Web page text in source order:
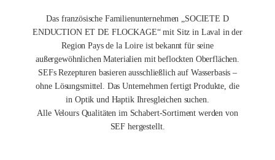
Das französische Familienunternehmen „SOCIETE D
ENDUCTION ET DE FLOCKAGE“ mit Sitz in Laval in der
Region Pays de la Loire ist bekannt für seine
außergewöhnlichen Materialien mit beflockten Oberflächen.
SEFs Rezepturen basieren ausschließlich auf Wasserbasis –
ohne Lösungsmittel. Das Unternehmen fertigt Produkte, die
in Optik und Haptik Ihresgleichen suchen.
Alle Velours Qualitäten im Schabert-Sortiment werden von
SEF hergestellt.